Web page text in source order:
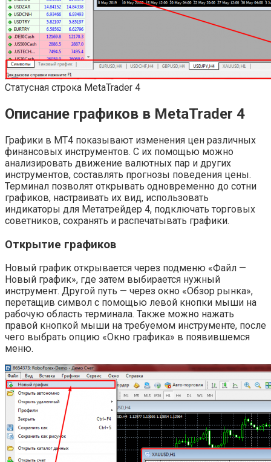
Статусная строка MetaTrader 4
Описание графиков в MetaTrader 4
Графики в MT4 показывают изменения цен различных
финансовых инструментов. С их помощью можно
анализировать движение валютных пар и других
инструментов, составлять прогнозы поведения цены.
Терминал позволят открывать одновременно до сотни
графиков, настраивать их вид, использовать
индикаторы для Метатрейдер 4, подключать торговых
советников, сохранять и распечатывать графики.
Открытие графиков
Новый график открывается через подменю «Файл —
Новый график», где затем выбирается нужный
инструмент. Другой путь — через окно «Обзор рынка»,
перетащив символ с помощью левой кнопки мыши на
рабочую область терминала. Также можно нажать
правой кнопкой мыши на требуемом инструменте, после
чего выбрать опцию «Окно графика» в появившемся
меню.